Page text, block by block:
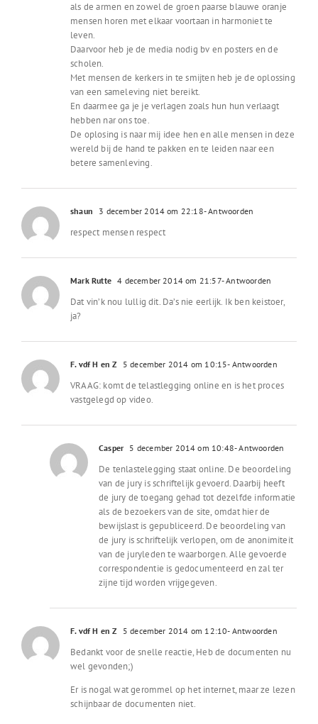
als de armen en zowel de groen paarse blauwe oranje
mensen horen met elkaar voortaan in harmoniet te
leven.
Daarvoor heb je de media nodig bv en posters en de
scholen.
Met mensen de kerkers in te smijten heb je de oplossing
van een sameleving niet bereikt.
En daarmee ga je je verlagen zoals hun hun verlaagt
hebben nar ons toe.
De oplosing is naar mij idee hen en alle mensen in deze
wereld bij de hand te pakken en te leiden naar een
betere samenleving.
shaun 3 december 2014 om 22:18- Antwoorden
respect mensen respect
Mark Rutte 4 december 2014 om 21:57- Antwoorden
Dat vin’k nou lullig dit. Da’s nie eerlijk. Ik ben keistoer,
ja?
F. vdf H en Z 5 december 2014 om 10:15- Antwoorden
VRAAG: komt de telastlegging online en is het proces
vastgelegd op video.
Casper 5 december 2014 om 10:48- Antwoorden
De tenlastelegging staat online. De beoordeling
van de jury is schriftelijk gevoerd. Daarbij heeft
de jury de toegang gehad tot dezelfde informatie
als de bezoekers van de site, omdat hier de
bewijslast is gepubliceerd. De beoordeling van
de jury is schriftelijk verlopen, om de anonimiteit
van de juryleden te waarborgen. Alle gevoerde
correspondentie is gedocumenteerd en zal ter
zijne tijd worden vrijgegeven.
F. vdf H en Z 5 december 2014 om 12:10- Antwoorden
Bedankt voor de snelle reactie, Heb de documenten nu
wel gevonden;)
Er is nogal wat gerommel op het internet, maar ze lezen
schijnbaar de documenten niet.